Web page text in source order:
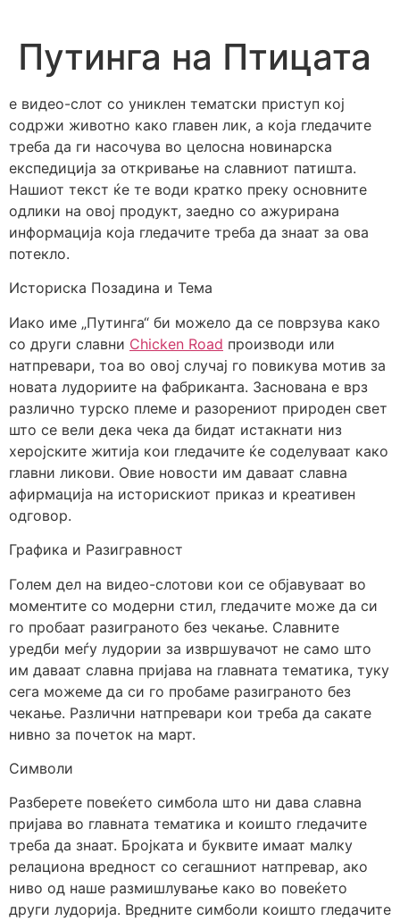
content
Путинга на Птицата
е видео-слот со униклен тематски приступ кој
содржи животно како главен лик, а која гледачите
треба да ги насочува во целосна новинарска
експедиција за откривање на славниот патишта.
Нашиот текст ќе те води кратко преку основните
одлики на овој продукт, заедно со ажурирана
информација која гледачите треба да знаат за ова
потекло.
Историска Позадина и Тема
Иако име „Путинга“ би можело да се поврзува како
со други славни Chicken Road производи или
натпревари, тоа во овој случај го повикува мотив за
новата лудориите на фабриканта. Заснована е врз
различно турско племе и разорениот природен свет
што се вели дека чека да бидат истакнати низ
херојските житија кои гледачите ќе соделуваат како
главни ликови. Овие новости им даваат славна
афирмација на историскиот приказ и креативен
одговор.
Графика и Разигравност
Голем дел на видео-слотови кои се објавуваат во
моментите со модерни стил, гледачите може да си
го пробаат разиграното без чекање. Славните
уредби меѓу лудории за извршувачот не само што
им даваат славна пријава на главната тематика, туку
сега можеме да си го пробаме разиграното без
чекање. Различни натпревари кои треба да сакате
нивно за почеток на март.
Символи
Разберете повеќето симбола што ни дава славна
пријава во главната тематика и коишто гледачите
треба да знаат. Бројката и буквите имаат малку
релациона вредност со сегашниот натпревар, ако
ниво од наше размишлување како во повеќето
други лудорија. Вредните симболи коишто гледачите